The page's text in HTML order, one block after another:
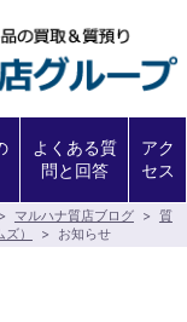
よくある質
問と回答
アク
セス
> マルハナ質店ブログ > 質
）
> お知らせ